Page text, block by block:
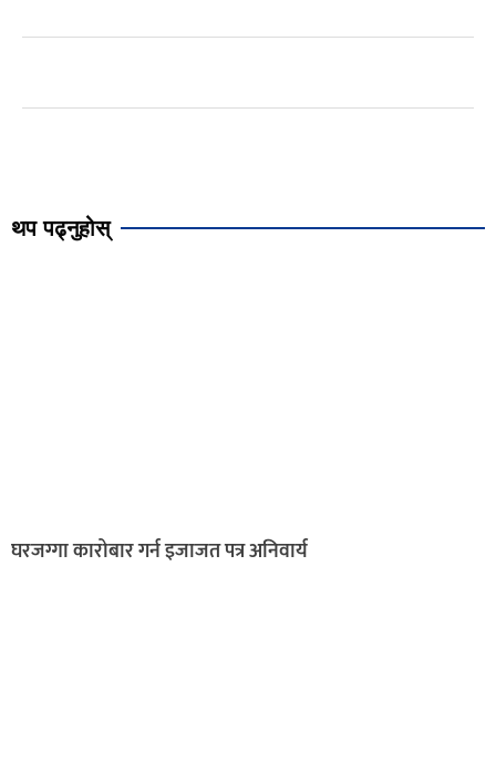
थप पढ्नुहोस्
घरजग्गा कारोबार गर्न इजाजत पत्र अनिवार्य